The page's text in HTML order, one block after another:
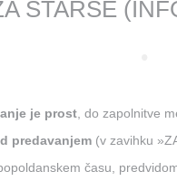
STARŠE
je prost , do zapolnitve
predavanjem (v zavihku
času,